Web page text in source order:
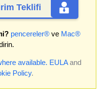
Teklifi
pencereler®ve Mac®
available. EULAand
Policy.